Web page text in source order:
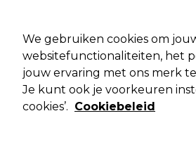
Merken
Volgende dag
We gebruiken cookies om
websitefunctionaliteiten, het
jouw ervaring met ons merk te
Je kunt ook je voorkeuren
cookies’. Cookiebeleid